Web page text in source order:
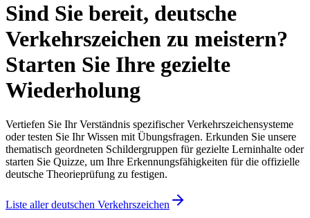
Sind Sie bereit, deutsche
Verkehrszeichen zu meistern?
Starten Sie Ihre gezielte
Wiederholung
Vertiefen Sie Ihr Verständnis spezifischer Verkehrszeichensysteme
oder testen Sie Ihr Wissen mit Übungsfragen. Erkunden Sie unsere
thematisch geordneten Schildergruppen für gezielte Lerninhalte oder
starten Sie Quizze, um Ihre Erkennungsfähigkeiten für die offizielle
deutsche Theorieprüfung zu festigen.
Liste aller deutschen Verkehrszeichen